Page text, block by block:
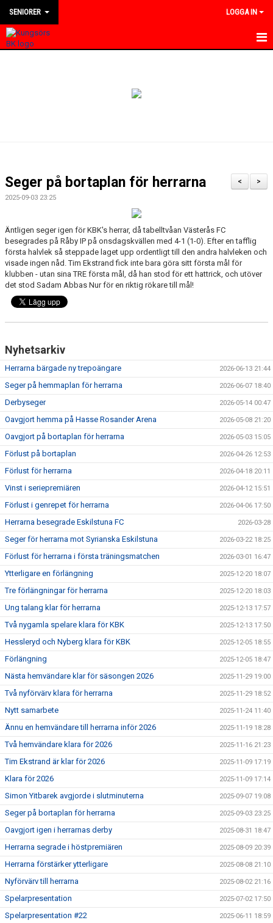
SENIORER LOGGA IN
DOKUMENT
MATCHER
DIVISION 4 VÄSTMANLAND
>
<
Seger på bortaplan för herrarna
2025-09-03 23:25
Äntligen seger igen för KBK's herrar, då tabelltvåan Västerås FC
besegrades på Råby IP på onsdagskvällen med 4-1 (1-0). Efter en tafflig
första halvlek så steppade laget upp ordentligt till den andra halvleken och
visade ingen nåd. Tim Ekstrand fick inte bara göra sitt första mål för
klubben - utan sina TRE första mål, då han stod för ett hattrick, och utöver
det stod Sadam Abbas Nur för en riktig rökare till mål!
Nyhetsarkiv
Herrarna bärgade ny trepoängare 2026-06-13 21:44
Seger på hemmaplan för herrarna 2026-06-07 18:40
Derbyseger 2026-05-14 00:47
Oavgjort hemma på Hasse Rosander Arena 2026-05-08 21:20
Oavgjort på bortaplan för herrarna 2026-05-03 15:05
Förlust på bortaplan 2026-04-26 12:53
Förlust för herrarna 2026-04-18 20:11
Vinst i seriepremiären 2026-04-12 15:51
Förlust i genrepet för herrarna 2026-04-06 17:50
Herrarna besegrade Eskilstuna FC 2026-03-28
Seger för herrarna mot Syrianska Eskilstuna 2026-03-22 18:25
Förlust för herrarna i första träningsmatchen 2026-03-01 16:47
Ytterligare en förlängning 2025-12-20 18:07
Tre förlängningar för herrarna 2025-12-20 18:03
Ung talang klar för herrarna 2025-12-13 17:57
Två nygamla spelare klara för KBK 2025-12-13 17:50
Hessleryd och Nyberg klara för KBK 2025-12-05 18:55
Förlängning 2025-12-05 18:47
Nästa hemvändare klar för säsongen 2026 2025-11-29 19:00
Två nyförvärv klara för herrarna 2025-11-29 18:52
Nytt samarbete 2025-11-24 11:40
Ännu en hemvändare till herrarna inför 2026 2025-11-19 18:28
Två hemvändare klara för 2026 2025-11-16 21:23
Tim Ekstrand är klar för 2026 2025-11-09 17:19
Klara för 2026 2025-11-09 17:14
Simon Yitbarek avgjorde i slutminuterna 2025-09-07 19:08
Seger på bortaplan för herrarna 2025-09-03 23:25
Oavgjort igen i herrarnas derby 2025-08-31 18:47
Herrarna segrade i höstpremiären 2025-08-09 20:39
Herrarna förstärker ytterligare 2025-08-08 21:10
Nyförvärv till herrarna 2025-08-02 21:16
Spelarpresentation 2025-07-02 17:50
Spelarpresentation #22 2025-06-11 18:59